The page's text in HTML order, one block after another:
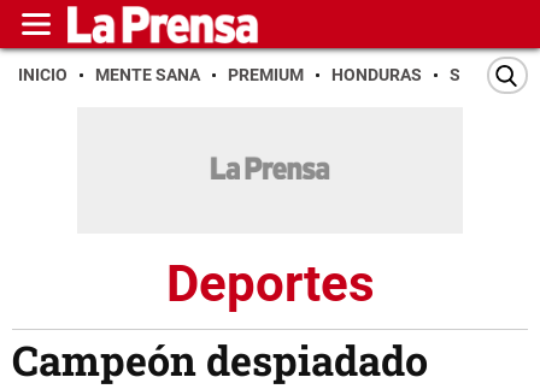
INICIO MENTE SANA PREMIUM HONDURAS SAN PEDRO
Deportes
Campeón despiadado